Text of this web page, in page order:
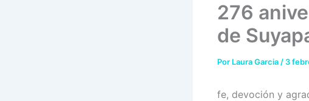
276
de
Por Laura Garcia / 3
fe, devoción y